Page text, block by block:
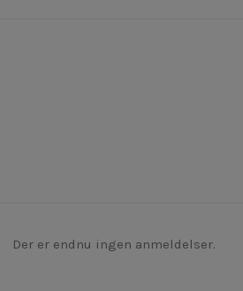
Der er endnu ingen anmeldelser.